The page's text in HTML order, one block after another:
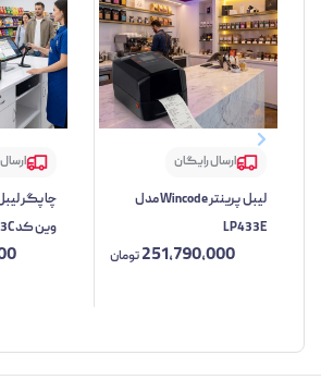
ارسال رایگان
لیبل پرینتر Wincode مدل
LP433E
251,790,000تومان
چاپگر
وین کد Wincode C343C